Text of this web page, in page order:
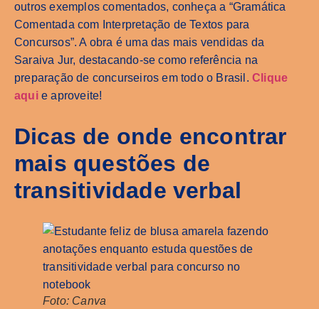
outros exemplos comentados, conheça a “Gramática
Comentada com Interpretação de Textos para
Concursos”. A obra é uma das mais vendidas da
Saraiva Jur, destacando-se como referência na
preparação de concurseiros em todo o Brasil.Clique
aquie aproveite!
Dicas de onde encontrar
mais questões de
transitividade verbal
Foto: Canva